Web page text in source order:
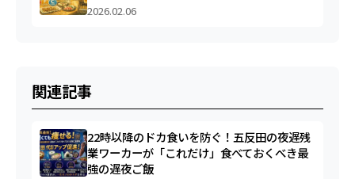
2026.02.06
関連記事
22時以降のドカ食いを防ぐ！五反田の夜遅残
業ワーカーが「これだけ」食べておくべき最
強の遅夜ご飯